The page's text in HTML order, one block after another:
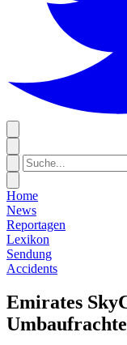
Home
News
Reportagen
Lexikon
Sendung
Accidents
Emirates